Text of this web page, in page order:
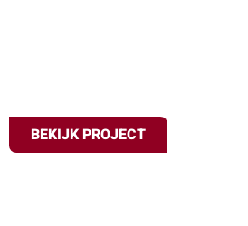
BEKIJK PROJECT